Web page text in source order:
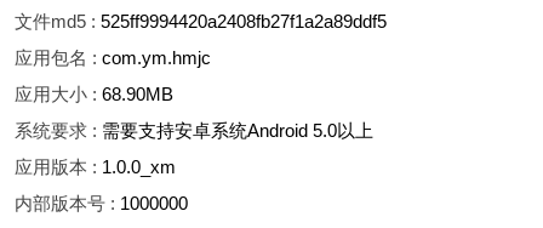
文件md5 : 525ff9994420a2408fb27f1a2a89ddf5
应用包名 : com.ym.hmjc
应用大小 : 68.90MB
系统要求 : 需要支持安卓系统Android 5.0以上
应用版本 : 1.0.0_xm
内部版本号 : 1000000